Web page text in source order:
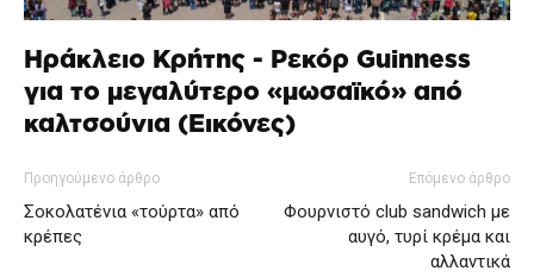
Ηράκλειο Κρήτης - Ρεκόρ Guinness
για το μεγαλύτερο «μωσαϊκό» από
καλτσούνια (Εικόνες)
Προηγούμενο άρθρο
Σοκολατένια «τούρτα» από
κρέπες
Επόμενο άρθρο
Φουρνιστό club sandwich με
αυγό, τυρί κρέμα και
αλλαντικά